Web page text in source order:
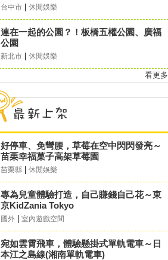
台中市 休閒娛樂
連在一起的公園？！板橋五權公園、廣福
公園
新北市 休閒娛樂
看更多
好停車、免彎腰，草莓在空中閃閃發亮～
苗栗幸福菓子高架草莓園
苗栗縣 休閒娛樂
專為兒童體驗打造，自己賺錢自己花～東
京KidZania Tokyo
國外 室內遊戲空間
宛如雲霄飛車，體驗懸掛式單軌電車～日
本江之島線(湘南單軌電車)